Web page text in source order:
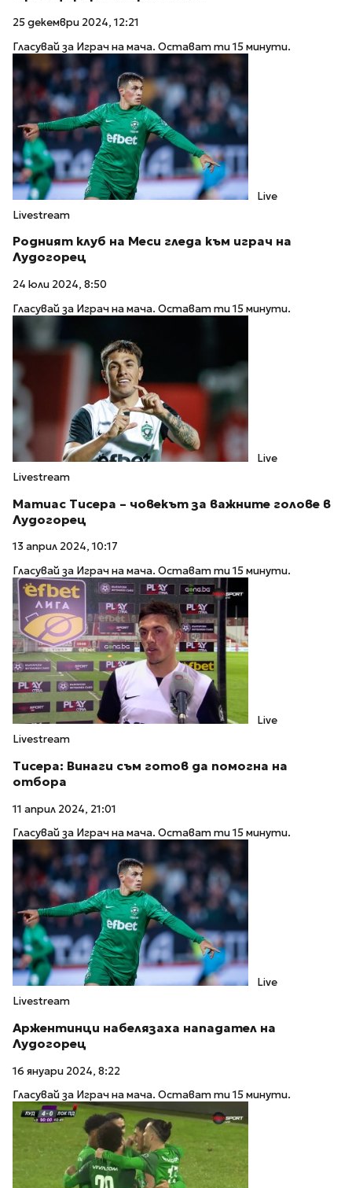
25 декември 2024, 12:21
Гласувай за Играч на мача. Остават ти 15 минути.
Live
Livestream
Родният клуб на Меси гледа към играч на
Лудогорец
24 юли 2024, 8:50
Гласувай за Играч на мача. Остават ти 15 минути.
Live
Livestream
Матиас Тисера – човекът за важните голове в
Лудогорец
13 април 2024, 10:17
Гласувай за Играч на мача. Остават ти 15 минути.
Live
Livestream
Тисера: Винаги съм готов да помогна на
отбора
11 април 2024, 21:01
Гласувай за Играч на мача. Остават ти 15 минути.
Live
Livestream
Aржентинци набелязаха нападател на
Лудогорец
16 януари 2024, 8:22
Гласувай за Играч на мача. Остават ти 15 минути.